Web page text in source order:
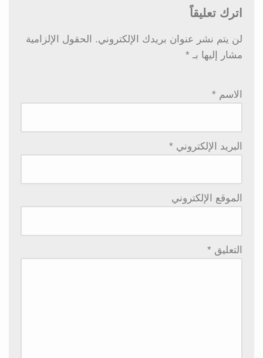
اترك تعليقاً
لن يتم نشر عنوان بريدك الإلكتروني.
الحقول الإلزامية
مشار إليها بـ *
الاسم *
البريد الإلكتروني *
الموقع الإلكتروني
التعليق *